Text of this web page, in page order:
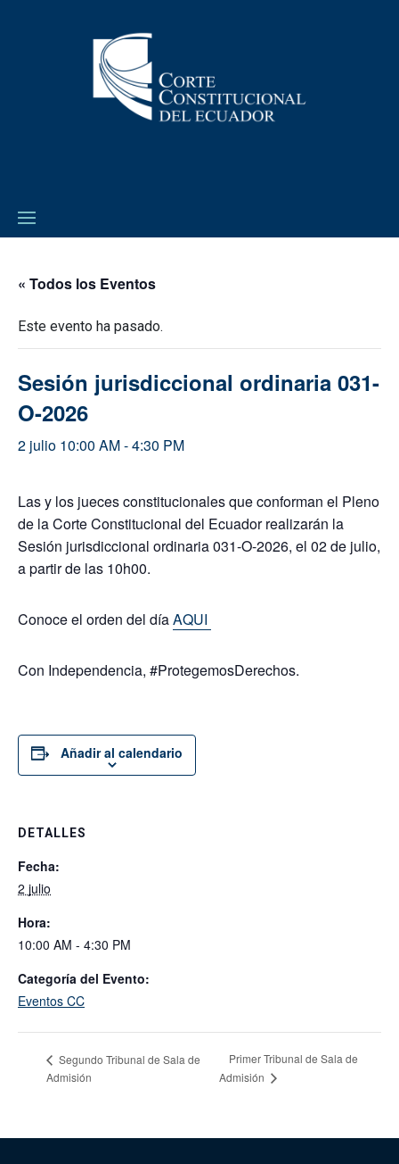
« Todos los Eventos
Este evento ha pasado.
Sesión jurisdiccional ordinaria 031-
O-2026
2 julio 10:00 AM-4:30 PM
Las y los jueces constitucionales que conforman el Pleno
de la Corte Constitucional del Ecuador realizarán la
Sesión jurisdiccional ordinaria 031-O-2026, el 02 de julio,
a partir de las 10h00.
Conoce el orden del díaAQUI
Con Independencia, #ProtegemosDerechos.
Añadir al calendario
DETALLES
Fecha:
2 julio
Hora:
10:00 AM - 4:30 PM
Categoría del Evento:
Eventos CC
Segundo Tribunal de Sala de
Admisión
Primer Tribunal de Sala de
Admisión